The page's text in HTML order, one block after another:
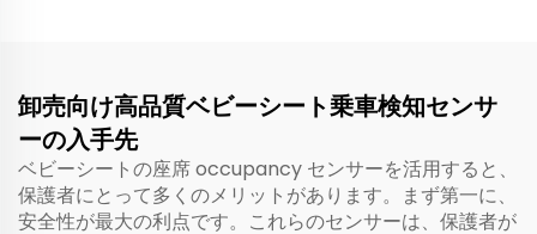
卸売向け高品質ベビーシート乗車検知センサ
ーの入手先
ベビーシートの座席 occupancy センサーを活用すると、
保護者にとって多くのメリットがあります。まず第一に、
安全性が最大の利点です。これらのセンサーは、保護者が